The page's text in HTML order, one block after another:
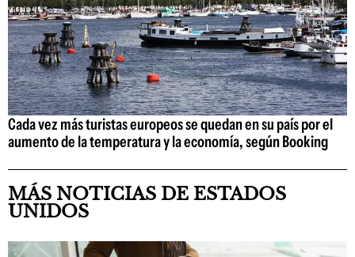
Cada vez más turistas europeos se quedan en su país por el
aumento de la temperatura y la economía, según Booking
MÁS NOTICIAS DE ESTADOS
UNIDOS